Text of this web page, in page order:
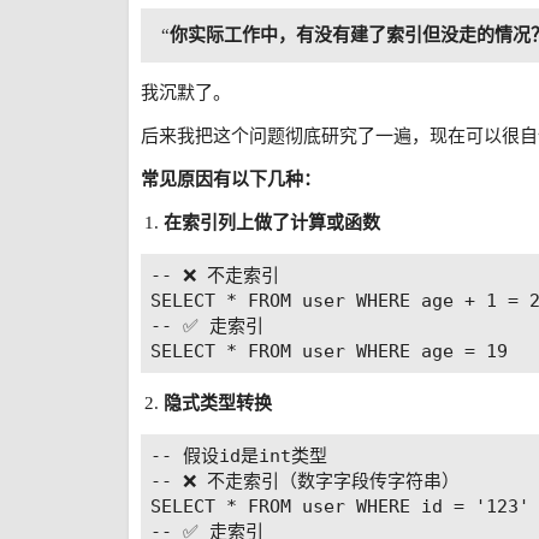
“你实际工作中，有没有建了索引但没走的情况？
我沉默了。
后来我把这个问题彻底研究了一遍，现在可以很自
常见原因有以下几种：
在索引列上做了计算或函数
-- ❌ 不走索引
SELECT * FROM user WHERE age + 1 =
-- ✅ 走索引
隐式类型转换
-- 假设id是int类型
-- ❌ 不走索引（数字字段传字符串）
SELECT * FROM user WHERE id = '123'
-- ✅ 走索引